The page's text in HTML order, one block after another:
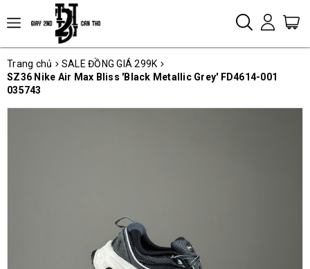
Trang chủ
SALE ĐỒNG GIÁ 299K
SZ36 Nike Air Max Bliss 'Black Metallic Grey' FD4614-001
035743